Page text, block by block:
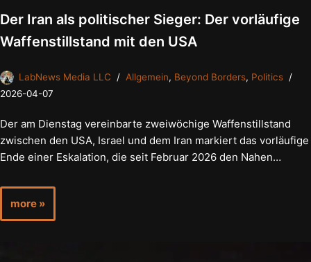
Der Iran als politischer Sieger: Der vorläufige
Waffenstillstand mit den USA
LabNews Media LLC Allgemein, Beyond Borders, Politics
2026-04-07
Der am Dienstag vereinbarte zweiwöchige Waffenstillstand
zwischen den USA, Israel und dem Iran markiert das vorläufige
Ende einer Eskalation, die seit Februar 2026 den Nahen…
more »